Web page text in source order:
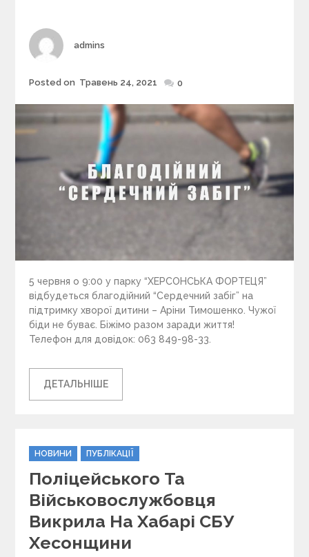
i
e
Author
admins
Posted
Posted on Травень 24, 2021 0
5 червня о 9:00 у парку “ХЕРСОНСЬКА ФОРТЕЦЯ”
відбудеться благодійний “Сердечний забіг” на
підтримку хворої дитини – Аріни Тимошенко. Чужої
біди не буває. Біжімо разом заради життя!
Телефон для довідок: 063 849-98-33.
ДЕТАЛЬНІШЕ
C
a
e
g
o
r
i
НОВИНИ ПУБЛІКАЦІЇ
Поліцейського Та
Військовослужбовця
Викрила На Хабарі СБУ
Хесонщини